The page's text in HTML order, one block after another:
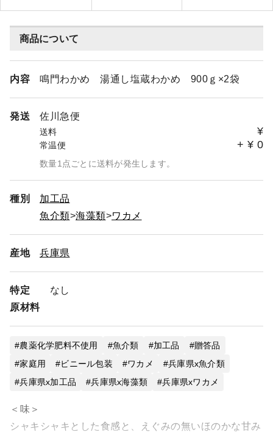
商品について
内容 鳴門わかめ 湯通し塩蔵わかめ 900ｇ×2袋
発送 佐川急便
送料 ¥
常温便 + ¥ 0
数量1点ごとに送料が発生します。
種別
加工品
魚介類 海藻類 ワカメ
産地 兵庫県
特定
原材料
なし
農薬化学肥料不使用 魚介類 加工品
贈答品
家庭用
ビニール包装 ワカメ
兵庫県x魚介類
兵庫県x加工品
兵庫県x海藻類 兵庫県xワカメ
＜味＞
シャキシャキとした食感と、えぐみの無いほのかな甘み